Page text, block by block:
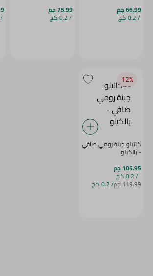
66.99 جم
/ 0.2 كج
75.99 جم
/ 0.2 كج / 0.2 كج
12‎%‎
كاتيلو جبنة رومي صافي
- بالكيلو
105.95 جم
/ 0.2 كج
119.99 جم / 0.2 كج